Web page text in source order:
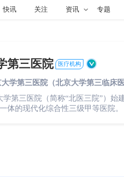
快讯 关注 资讯 专题
第三医院 医疗机构
学第三医院（北京大学第三临床
学第三医院（简称“北医三院”）始
体的现代化综合性三级甲等医院。